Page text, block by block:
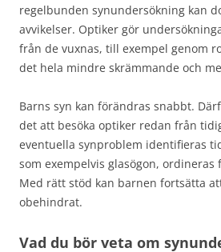
regelbunden synundersökning kan
avvikelser. Optiker gör
från de vuxnas, till exempel genom
det hela mindre skrämmande och
Barns syn kan förändras snabbt.
det att besöka optiker redan från
eventuella synproblem identifieras
som exempelvis glasögon,
Med rätt stöd kan barnen fortsätta
obehindrat.
Vad du bör veta om